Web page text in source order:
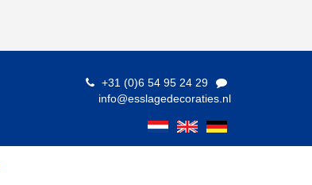
+31 (0)6 54 95 24 29
info@esslagedecoraties.nl